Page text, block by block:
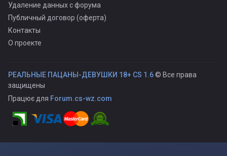
Удаление данных с форума
Публичный договор (оферта)
Контакты
О проекте
РЕАЛЬНЫЕ ПАЦАНЫ-ДЕВУШКИ 18+ CS 1.6© Все права
защищены
Працює для Forum.cs-wz.com